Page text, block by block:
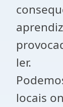
ler.
locais